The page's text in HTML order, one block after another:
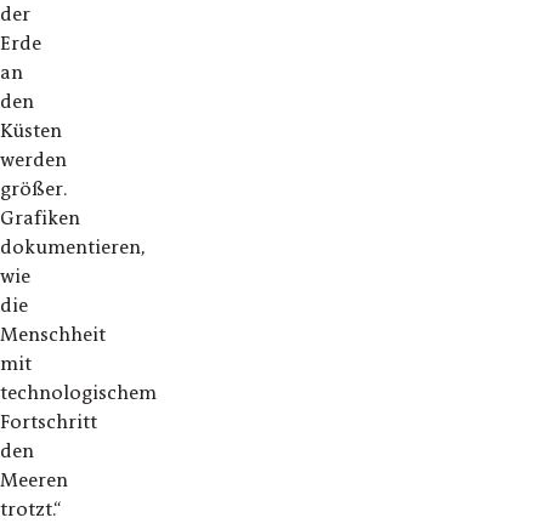
der
Erde
an
den
Küsten
werden
größer.
Grafiken
dokumentieren,
wie
die
Menschheit
mit
technologischem
Fortschritt
den
Meeren
trotzt.“